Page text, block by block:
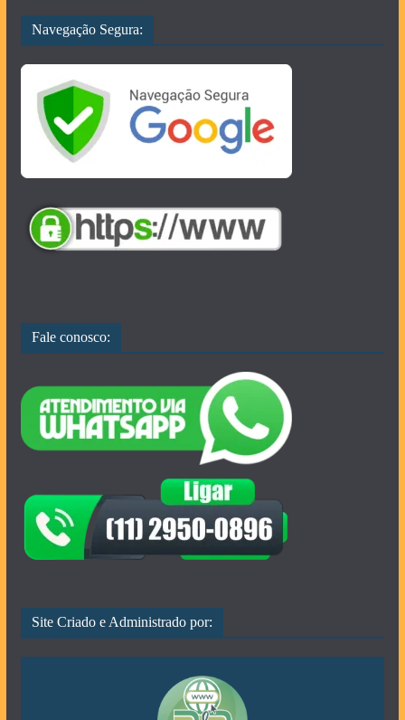
Navegação Segura:
Fale conosco:
Site Criado e Administrado por: